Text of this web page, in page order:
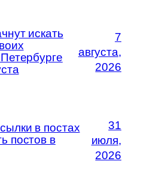
искать
7
августа,
2026
в постах
постов в
31
июля,
2026